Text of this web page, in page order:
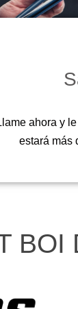
ahora y
estará más
BOI